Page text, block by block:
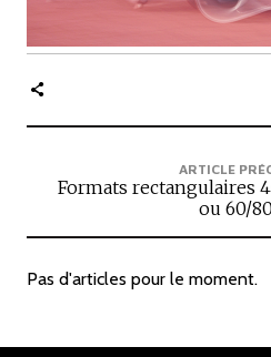
l
e
ARTICLE
Formats rectangulaires
ou 60/
Pas d'articles pour le moment.